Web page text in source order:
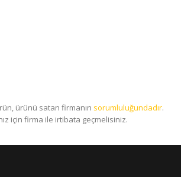
ürünü satan firmanın sorumluluğundadır.
için firma ile irtibata geçmelisiniz.